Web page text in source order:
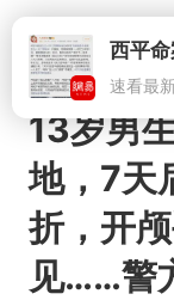
速看最
13岁男
地，7天
折，开
见……警